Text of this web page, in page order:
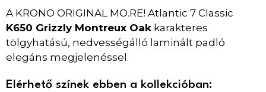
A KRONO ORIGINAL MO.RE! Atlantic 7 Classic
K650 Grizzly Montreux Oak karakteres
tölgyhatású, nedvességálló laminált padló
elegáns megjelenéssel.
Elérhető színek ebben a kollekcióban: